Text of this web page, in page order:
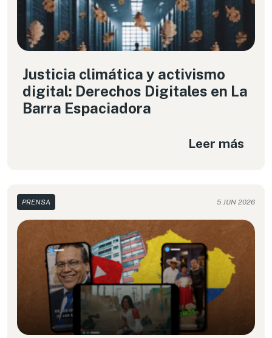
Justicia climática y activismo
digital: Derechos Digitales en La
Barra Espaciadora
Leer más
PRENSA 5 JUN 2026